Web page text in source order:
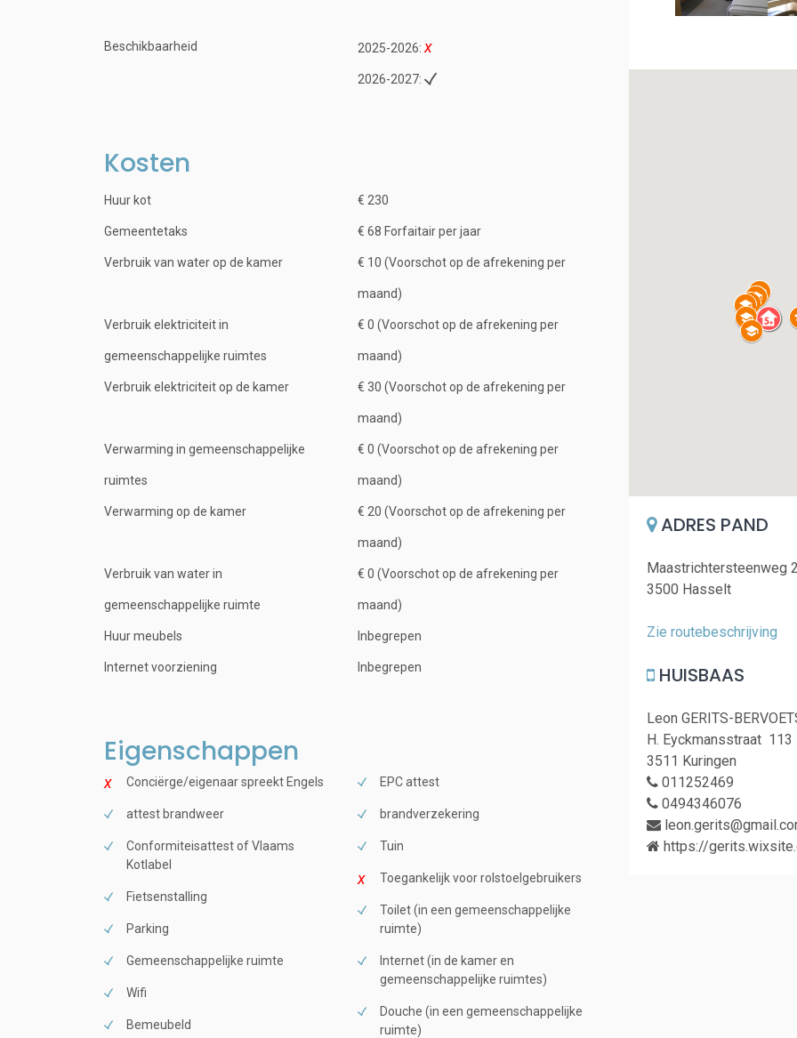
Beschikbaarheid 2025-2026:
2026-2027:
Kosten
Huur kot € 230
Gemeentetaks € 68 Forfaitair per jaar
Verbruik van water op de kamer € 10 (Voorschot op de afrekening per
maand)
Verbruik elektriciteit in
gemeenschappelijke ruimtes
€ 0 (Voorschot op de afrekening per
maand)
Verbruik elektriciteit op de kamer € 30 (Voorschot op de afrekening per
maand)
Verwarming in gemeenschappelijke
ruimtes
€ 0 (Voorschot op de afrekening per
maand)
Verwarming op de kamer € 20 (Voorschot op de afrekening per
maand)
Verbruik van water in
gemeenschappelijke ruimte
€ 0 (Voorschot op de afrekening per
maand)
Huur meubels Inbegrepen
Internet voorziening Inbegrepen
Eigenschappen
Conciërge/eigenaar spreekt Engels
attest brandweer
Conformiteisattest of Vlaams
Kotlabel
Fietsenstalling
Parking
Gemeenschappelijke ruimte
Wifi
Bemeubeld
EPC attest
brandverzekering
Tuin
Toegankelijk voor rolstoelgebruikers
Toilet (in een gemeenschappelijke
ruimte)
Internet (in de kamer en
gemeenschappelijke ruimtes)
Douche (in een gemeenschappelijke
ruimte)
ADRES PAND
Maastrichtersteenweg
3500 Hasselt
Zie routebeschrijving
HUISBAAS
Leon GERITS-
H. Eyckmansstraat
3511 Kuringen
011252469
0494346076
https://